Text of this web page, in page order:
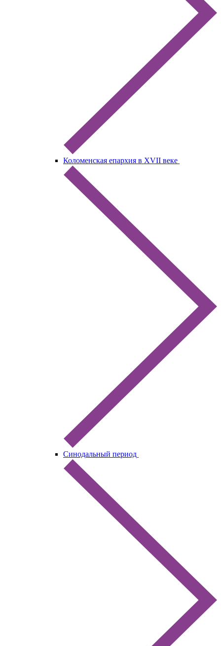
Коломенская епархия в XVII веке
Синодальный период